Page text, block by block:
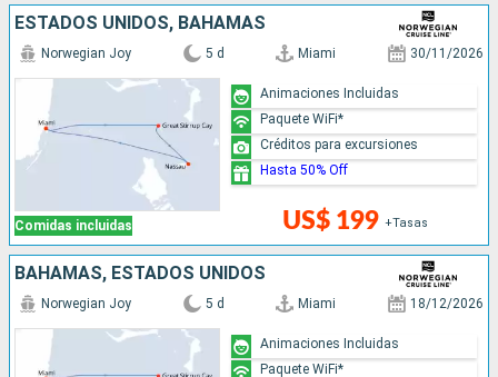
ESTADOS UNIDOS, BAHAMAS
Comidas incluidas
Norwegian Joy 5 d Miami 30/11/2026
US$ 199 +Tasas
Animaciones Incluidas
Paquete WiFi*
Créditos para excursiones
Hasta 50% Off
BAHAMAS, ESTADOS UNIDOS
Norwegian Joy 5 d Miami 18/12/2026
Animaciones Incluidas
Paquete WiFi*